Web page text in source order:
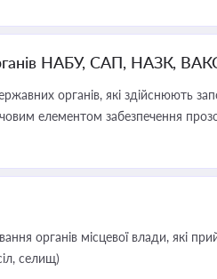
НАБУ, САП, НАЗК,
органів, які здійснюють
елементом забезпечення
органів місцевої влади, які
селищ)